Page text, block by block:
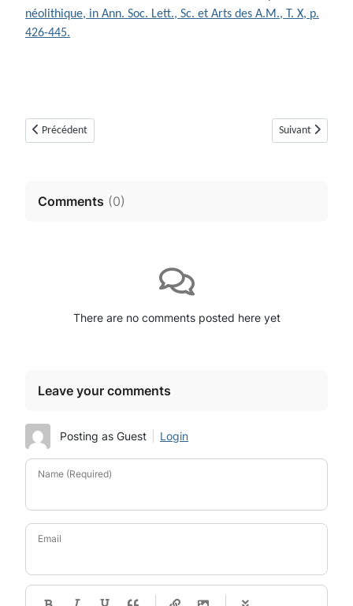
néolithique, in Ann. Soc. Lett., Sc. et Arts des A.M., T. X, p.
426-445.
Article précédent : Dolmen de Lou Serre Dinguille (Saint-Cézaire sur
Précédent Article suivant :
Suivant
Comments (0)
There are no comments posted here yet
Leave your comments
Posting as Guest Login
Name (Required)
Email